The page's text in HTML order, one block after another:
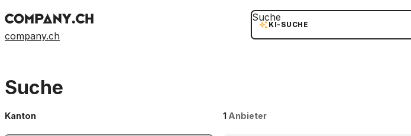
company.ch
KI-SUCHE
Suche
Suche
Kanton 1 Anbieter